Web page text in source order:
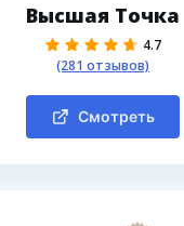
Высшая Точка
4.7
(281 отзывов)
Смотреть